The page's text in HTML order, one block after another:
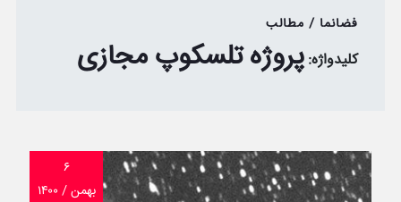
فضانما / مطالب
کلیدواژه: پروژه تلسکوپ مجازی
۶
بهمن / ۱۴۰۰